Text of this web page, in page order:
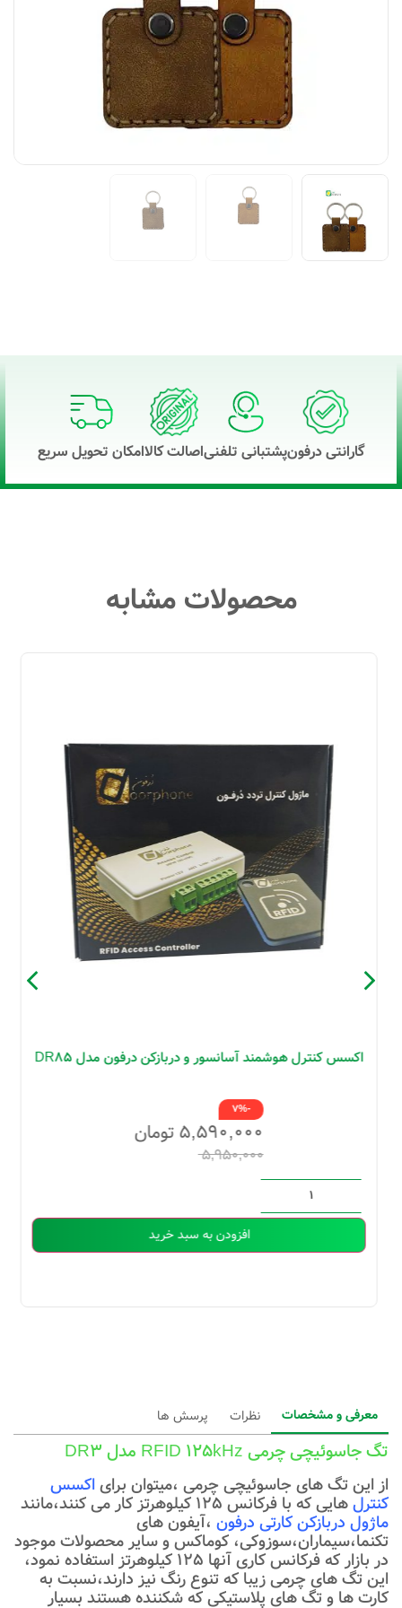
گارانتی درفونپشتبانی تلفنیاصالت کالاامکان تحویل سریع
محصولات مشابه
اکسس کنترل هوشمند آسانسور و دربازکن درفون مدل DR85
۵,۹۵۰,۰۰۰
۵,۵۹۰,۰۰۰ تومان
-7%
افزودن به سبد خرید
معرفی و مشخصات نظرات پرسش ها
تگ جاسوئیچی چرمی RFID 125kHz مدل DR3
از این تگ های جاسوئیچی چرمی ،میتوان برای اکسس
کنترلهایی که با فرکانس 125 کیلوهرتز کار می کنند،مانند
ماژول دربازکن کارتی درفون ،آیفون های
تکنما،سیماران،سوزوکی، کوماکس و سایر محصولات موجود
در بازار که فرکانس کاری آنها 125 کیلوهرتز استفاده نمود،
این تگ های چرمی زیبا که تنوع رنگ نیز دارند،نسبت به
کارت ها و تگ های پلاستیکی که شکننده هستند بسیار